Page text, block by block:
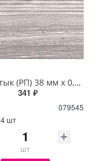
Порог-стык (РП) 38 мм х 0,9м Дуб босфор
341 ₽
079545
4 шт
шт